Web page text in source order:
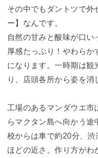
その中でもダントツで
ー】なんです。
自然の甘みと酸味が口
厚感たっぷり！やわら
になります。一時期は観
り、店頭各所から姿を消
工場のあるマンダウエ
らマクタン島へ向かう
校からは車で約20分、
ほどの近さ。作り方がわ